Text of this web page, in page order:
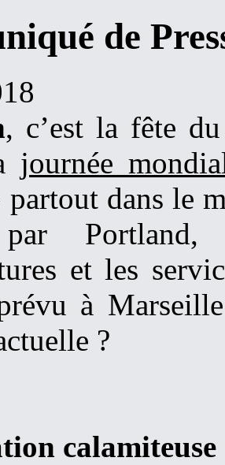
de
, c’est la fête
journée
dans le
par
et les
à
?
calamiteuse